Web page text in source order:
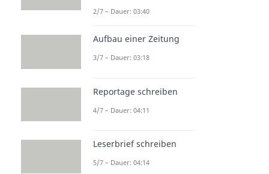
2/7 – Dauer: 03:40
Aufbau einer Zeitung
3/7 – Dauer: 03:18
Reportage schreiben
4/7 – Dauer: 04:11
Leserbrief schreiben
5/7 – Dauer: 04:14